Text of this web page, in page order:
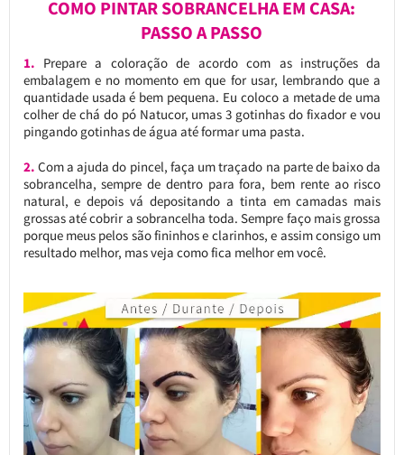
COMO PINTAR SOBRANCELHA EM CASA:
PASSO A PASSO
1. Prepare a coloração de acordo com as instruções da
embalagem e no momento em que for usar, lembrando que a
quantidade usada é bem pequena. Eu coloco a metade de uma
colher de chá do pó Natucor, umas 3 gotinhas do fixador e vou
pingando gotinhas de água até formar uma pasta.
2. Com a ajuda do pincel, faça um traçado na parte de baixo da
sobrancelha, sempre de dentro para fora, bem rente ao risco
natural, e depois vá depositando a tinta em camadas mais
grossas até cobrir a sobrancelha toda. Sempre faço mais grossa
porque meus pelos são fininhos e clarinhos, e assim consigo um
resultado melhor, mas veja como fica melhor em você.